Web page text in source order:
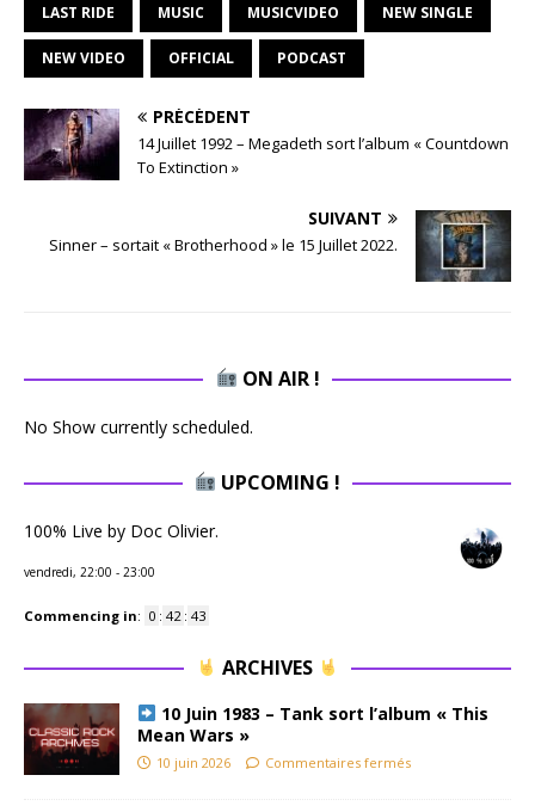
LAST RIDE MUSIC MUSICVIDEO NEW SINGLE
NEW VIDEO OFFICIAL PODCAST
PRÉCÉDENT
14 Juillet 1992 – Megadeth sort l’album « Countdown
To Extinction »
SUIVANT
Sinner – sortait « Brotherhood » le 15 Juillet 2022.
ON AIR !
No Show currently scheduled.
UPCOMING !
100% Live by Doc Olivier.
vendredi, 22:00 - 23:00
Commencing in: 0 : 42 : 42
ARCHIVES
10 Juin 1983 – Tank sort l’album « This
Mean Wars »
10 juin 2026 Commentaires fermés